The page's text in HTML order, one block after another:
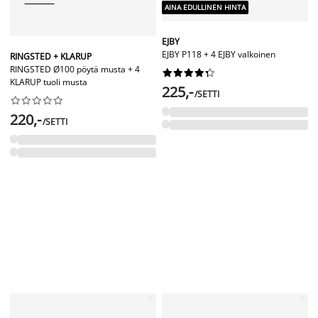
RINGSTED + KLARUP
RINGSTED Ø100 pöytä musta + 4
KLARUP tuoli musta






220,-/SETTI
AINA EDULLINEN HINTA
EJBY
EJBY P118 + 4 EJBY valkoinen






225,-/SETTI